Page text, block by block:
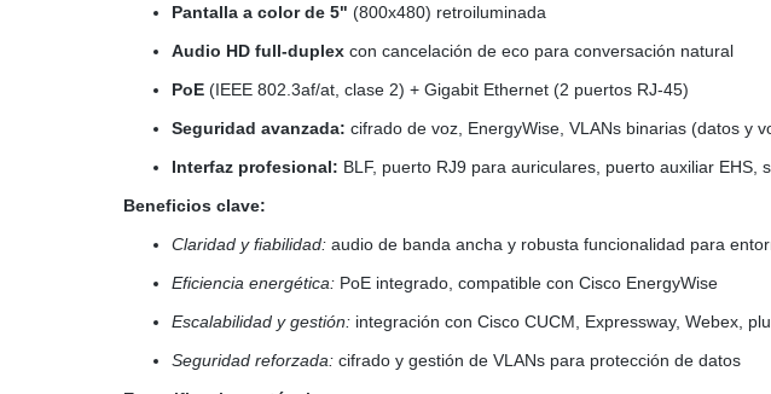
Pantalla a color de 5" (800x480) retroiluminada
Audio HD full-duplex con cancelación de eco para conversación natural
PoE (IEEE 802.3af/at, clase 2) + Gigabit Ethernet (2 puertos RJ-45)
Seguridad avanzada: cifrado de voz, EnergyWise, VLANs binarias (datos y
Interfaz profesional: BLF, puerto RJ9 para auriculares, puerto auxiliar EHS,
Beneficios clave:
Claridad y fiabilidad: audio de banda ancha y robusta funcionalidad para
Eficiencia energética: PoE integrado, compatible con Cisco EnergyWise
Escalabilidad y gestión: integración con Cisco CUCM, Expressway, Webex,
Seguridad reforzada: cifrado y gestión de VLANs para protección de datos